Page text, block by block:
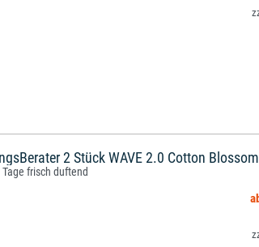
2 Stück WAVE 2.0 Cotton Blossom
frisch duftend